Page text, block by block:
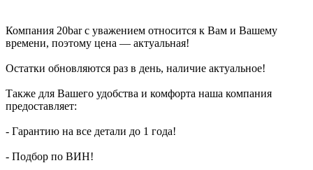
Компания 20bar c уважением относится к Вам и Вашему
времени, поэтому цена — актуальная!
Остатки обновляются раз в день, наличие актуальное!
Также для Вашего удобства и комфорта наша компания
предоставляет:
- Гарантию на все детали до 1 года!
- Подбор по ВИН!